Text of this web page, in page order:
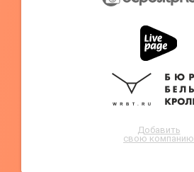
Добавить
свою компанию